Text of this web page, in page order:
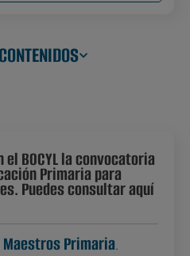
BOCYL la convocatoria
Primaria para
Puedes consultar aquí
Primaria.